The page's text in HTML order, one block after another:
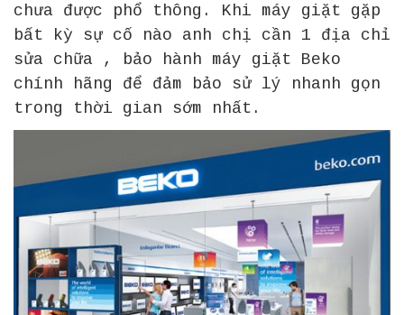
chưa được phổ thông. Khi máy giặt gặp
bất kỳ sự cố nào anh chị cần 1 địa chỉ
sửa chữa , bảo hành máy giặt Beko
chính hãng để đảm bảo sử lý nhanh gọn
trong thời gian sớm nhất.